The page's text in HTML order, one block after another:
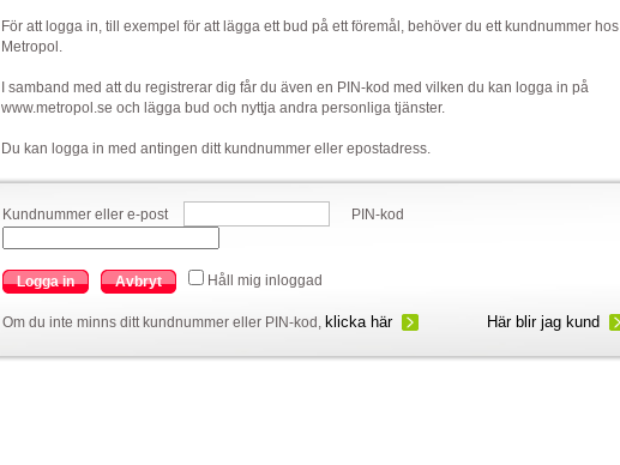
För att logga in, till exempel för att lägga ett bud på ett föremål, behöver du ett kundnummer hos
Metropol.
I samband med att du registrerar dig får du även en PIN-kod med vilken du kan logga in på
www.metropol.se och lägga bud och nyttja andra personliga tjänster.
Du kan logga in med antingen ditt kundnummer eller epostadress.
Kundnummer eller e-post PIN-kod
Logga in Avbryt Håll mig inloggad
Om du inte minns ditt kundnummer eller PIN-kod, klicka här Här blir jag kund